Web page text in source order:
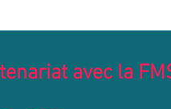
avec la